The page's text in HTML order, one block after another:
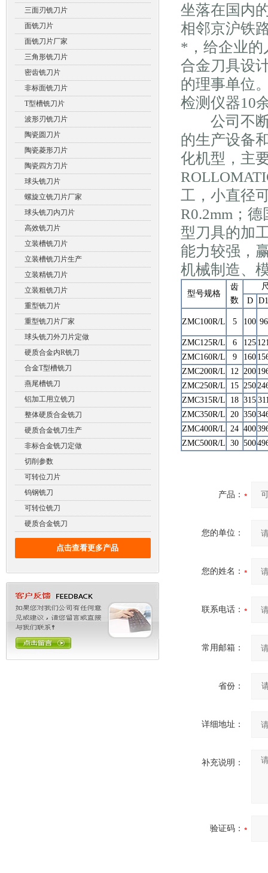
三面刃铣刀片
面铣刀片
面铣刀片厂家
三角形铣刀片
密齿铣刀片
非标面铣刀片
T型槽铣刀片
波形刃铣刀片
陶瓷圆刀片
陶瓷菱形刀片
陶瓷四方刀片
球头铣刀片
螺旋立铣刀片厂家
球头铣刀内刀片
高效铣刀片
立装槽铣刀片
立装槽铣刀片生产
立装精铣刀片
立装粗铣刀片
重型铣刀片
重型铣刀片厂家
球头铣刀外刀片定做
硬质合金内R铣刀
合金T型槽铣刀
燕尾槽铣刀
铝加工用立铣刀
整体硬质合金铣刀
硬质合金铣刀生产
非标合金铣刀定做
切削参数
可转位刀片
钨钢铣刀
可转位铣刀
硬质合金铣刀
点击查看更多产品
坐落在国内
相邻京沪铁
*，给企业的
合金刀具设
的理事单位
检测仪器10
公司不断
的生产设备
化机型，主
工，小直径
R0.2mm；
型刀具的加
能力较强，
机械制造、
型号规格
齿
数
D
D1
ZMC100R/L 5 100 96
ZMC125R/L 6 125
ZMC160R/L
9 160
ZMC200R/L
12 200
ZMC250R/L
15 250
ZMC315R/L
18 315
ZMC350R/L 20 350
ZMC400R/L 24 400
ZMC500R/L 30 500
产品：
您的单位：
您的姓名：
联系电话：
常用邮箱：
省份：
详细地址：
补充说明：
验证码：